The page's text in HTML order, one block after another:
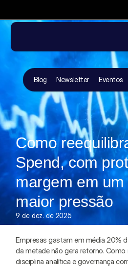
Blog Newsletter Eventos
Como
Spend, com
margem em
maior pressão
9 de dez. de 2025
Empresas gastam em média 20%
da metade não gera retorno.
disciplina analítica e governança